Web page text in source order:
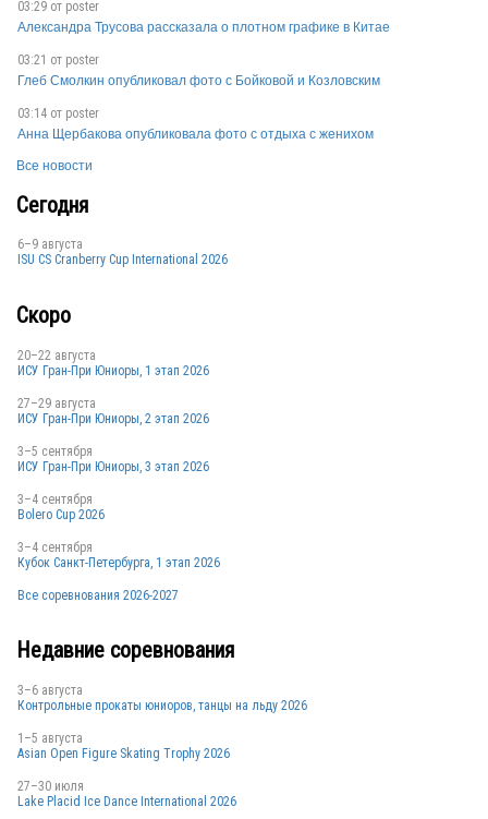
03:29 от poster
Александра Трусова рассказала о плотном графике в Китае
03:21 от poster
Глеб Смолкин опубликовал фото с Бойковой и Козловским
03:14 от poster
Анна Щербакова опубликовала фото с отдыха с женихом
Все новости
Сегодня
6–9 августа
ISU CS Cranberry Cup International 2026
Скоро
20–22 августа
ИСУ Гран-При Юниоры, 1 этап 2026
27–29 августа
ИСУ Гран-При Юниоры, 2 этап 2026
3–5 сентября
ИСУ Гран-При Юниоры, 3 этап 2026
3–4 сентября
Bolero Cup 2026
3–4 сентября
Кубок Санкт-Петербурга, 1 этап 2026
Все соревнования 2026-2027
Недавние соревнования
3–6 августа
Контрольные прокаты юниоров, танцы на льду 2026
1–5 августа
Asian Open Figure Skating Trophy 2026
27–30 июля
Lake Placid Ice Dance International 2026